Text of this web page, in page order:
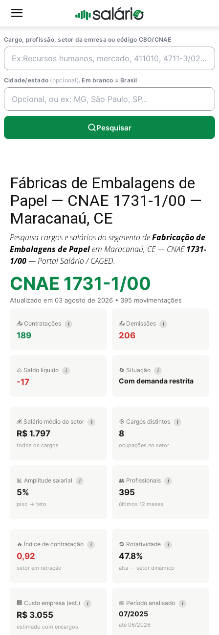
Cargo, profissão, setor da emresa ou código CBO/CNAE
Cidade/estado (opcional). Em branco = Brasil
Pesquisar
Fábricas de Embalagens de
Papel — CNAE 1731-1/00 —
Maracanaú, CE
Pesquisa cargos e salários do segmento deFabricação de
Embalagens de Papelem Maracanaú, CE — CNAE1731-
1/00— Portal Salário / CAGED.
CNAE 1731-1/00
Atualizado em 03 agosto de 2026 • 395 movimentações
📥 Contratações i
189
📤 Demissões i
206
⚖️ Saldo líquido i
-17
🔄 Situação i
Com demanda restrita
💰 Salário médio do setor i
R$ 1.797
todos os cargos
🎯 Cargos distintos i
8
ocupações no setor
📊 Amplitude salarial i
5%
piso → teto
👥 Profissionais i
395
últimos 12 meses
🔥 Índice de contratação i
0,92
setor em retração
🔁 Rotatividade i
47.8%
alta — setor dinâmico
🏢 Custo empresa (est.) i
R$ 3.055
estimado com encargos
📅 Período analisado i
07/2025
até 06/2026